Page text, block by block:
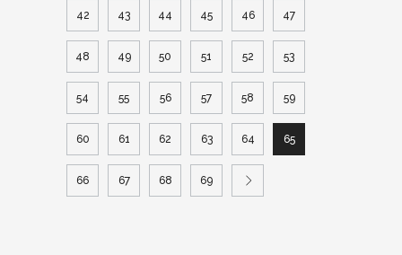
42 43 44 45 46 47
48 49 50 51 52 53
54 55 56 57 58 59
60 61 62 63 64 65
66 67 68 69